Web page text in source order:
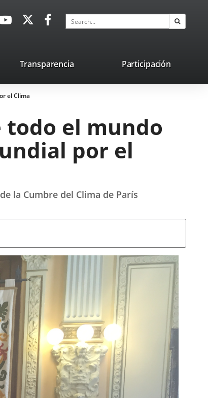
Link
Link
application.
application.
Search
Transparencia Participación
el Clima
todo el mundo
por el
la Cumbre del Clima de París